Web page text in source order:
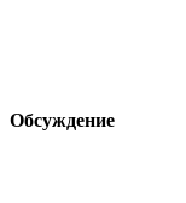
Обсуждение